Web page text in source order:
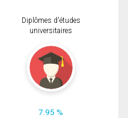
Diplômes d'études
universitaires
7.95 %